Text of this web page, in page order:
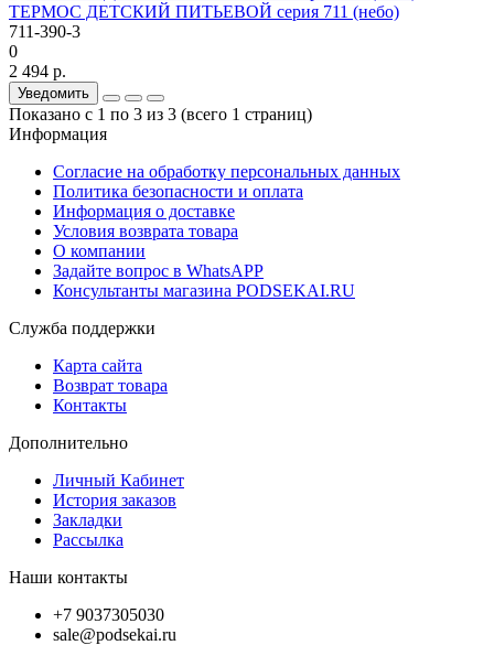
ТЕРМОС ДЕТСКИЙ ПИТЬЕВОЙ серия 711 (небо)
711-390-3
0
2 494 р.
Уведомить
Показано с 1 по 3 из 3 (всего 1 страниц)
Информация
Согласие на обработку персональных данных
Политика безопасности и оплата
Информация о доставке
Условия возврата товара
О компании
Задайте вопрос в WhatsAPP
Консультанты магазина PODSEKAI.RU
Служба поддержки
Карта сайта
Возврат товара
Контакты
Дополнительно
Личный Кабинет
История заказов
Закладки
Рассылка
Наши контакты
+7 9037305030
sale@podsekai.ru